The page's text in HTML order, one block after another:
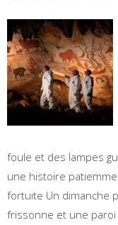
foule et des lampes
une histoire
fortuite Un dimanche
frissonne et une